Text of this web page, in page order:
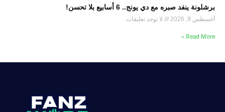
برشلونة ينفد صبره مع دي يونج.. 6 أسابيع بلا تحسن!
أغسطس 9, 2026 لا توجد تعليقات
Read More »